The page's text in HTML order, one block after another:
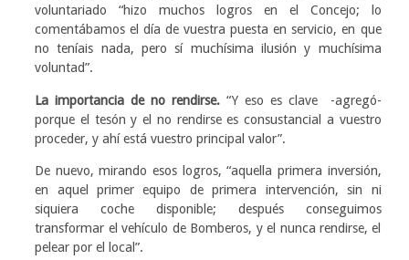
voluntariado “hizo muchos logros en el Concejo; lo
comentábamos el día de vuestra puesta en servicio, en que
no teníais nada, pero sí muchísima ilusión y muchísima
voluntad”.
La importancia de no rendirse.“Y eso es clave -agregó-
porque el tesón y el no rendirse es consustancial a vuestro
proceder, y ahí está vuestro principal valor”.
De nuevo, mirando esos logros, “aquella primera inversión,
en aquel primer equipo de primera intervención, sin ni
siquiera coche disponible; después conseguimos
transformar el vehículo de Bomberos, y el nunca rendirse, el
pelear por el local”.